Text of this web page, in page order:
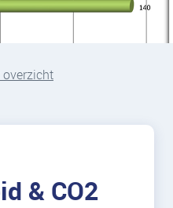
overzicht
& CO2